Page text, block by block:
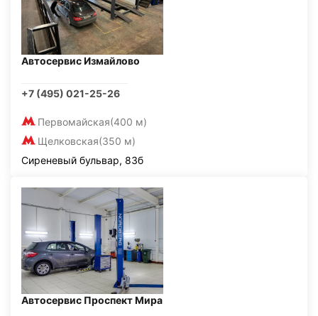
Автосервис Измайлово
+7 (495) 021-25-26
Первомайская(400 м)
Щелковская(350 м)
Сиреневый бульвар, 83б
Автосервис Проспект Мира